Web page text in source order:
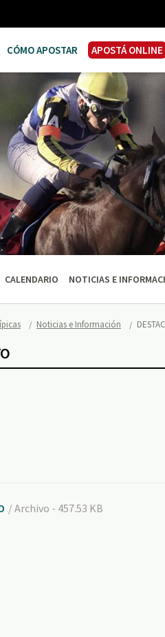
CÓMO APOSTAR APOSTÁ ONLINE
CALENDARIO NOTICIAS E
Noticias e Información
/ Archivo - 457.53 KB